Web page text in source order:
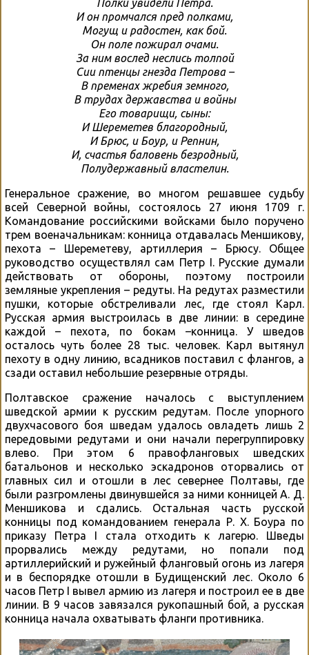
Полки увидели Петра.
И он промчался пред полками,
Могущ и радостен, как бой.
Он поле пожирал очами.
За ним вослед неслись толпой
Сии птенцы гнезда Петрова –
В пременах жребия земного,
В трудах державства и войны
Его товарищи, сыны:
И Шереметев благородный,
И Брюс, и Боур, и Репнин,
И, счастья баловень безродный,
Полудержавный властелин.
Генеральное сражение, во многом решавшее судьбу
всей Северной войны, состоялось 27 июня 1709 г.
Командование российскими войсками было поручено
трем военачальникам: конница отдавалась Меншикову,
пехота – Шереметеву, артиллерия – Брюсу. Общее
руководство осуществлял сам Петр I. Русские думали
действовать от обороны, поэтому построили
земляные укрепления – редуты. На редутах разместили
пушки, которые обстреливали лес, где стоял Карл.
Русская армия выстроилась в две линии: в середине
каждой – пехота, по бокам –конница. У шведов
осталось чуть более 28 тыс. человек. Карл вытянул
пехоту в одну линию, всадников поставил с флангов, а
сзади оставил небольшие резервные отряды.
Полтавское сражение началось с выступлением
шведской армии к русским редутам. После упорного
двухчасового боя шведам удалось овладеть лишь 2
передовыми редутами и они начали перегруппировку
влево. При этом 6 правофланговых шведских
батальонов и несколько эскадронов оторвались от
главных сил и отошли в лес севернее Полтавы, где
были разгромлены двинувшейся за ними конницей А. Д.
Меншикова и сдались. Остальная часть русской
конницы под командованием генерала Р. Х. Боура по
приказу Петра I стала отходить к лагерю. Шведы
прорвались между редутами, но попали под
артиллерийский и ружейный фланговый огонь из лагеря
и в беспорядке отошли в Будищенский лес. Около 6
часов Петр I вывел армию из лагеря и построил ее в две
линии. В 9 часов завязался рукопашный бой, а русская
конница начала охватывать фланги противника.